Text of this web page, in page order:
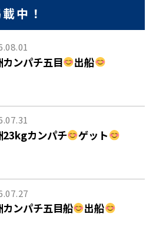
中！
ンパチ五目 出船
23kgカンパチ ゲット
カンパチ五目船 出船